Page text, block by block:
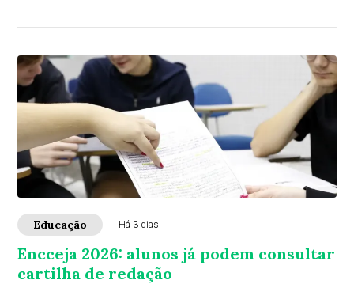
Educação Há 3 dias
Encceja 2026: alunos já podem consultar
cartilha de redação